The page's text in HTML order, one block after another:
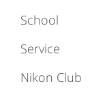
School
Service
Nikon Club